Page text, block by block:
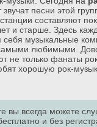
песни этой
составляют
и старше. Здесь
себя музыкальные
любимыми.
не только фанаты
хорошую рок-
вы всегда можете
и без